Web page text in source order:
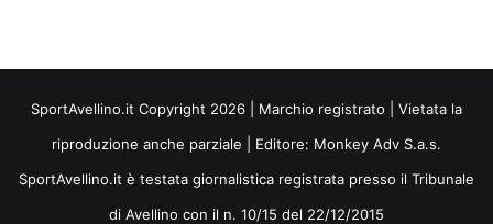
SportAvellino.it Copyright 2026 | Marchio registrato | Vietata la
riproduzione anche parziale | Editore: Monkey Adv S.a.s.
SportAvellino.it è testata giornalistica registrata presso il Tribunale
di Avellino con il n. 10/15 del 22/12/2015